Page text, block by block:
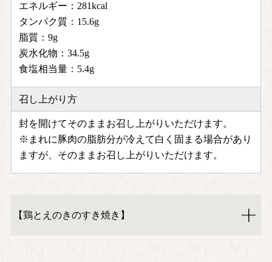
エネルギー：281kcal
タンパク質：15.6g
脂質：9g
炭水化物：34.5g
食塩相当量：5.4g
召し上がり方
封を開けてそのままお召し上がりいただけます。
※まれに豚肉の脂肪分が冷えて白く固まる場合があり
ますが、そのままお召し上がりいただけます。
【鶏とえのきのすき焼き】